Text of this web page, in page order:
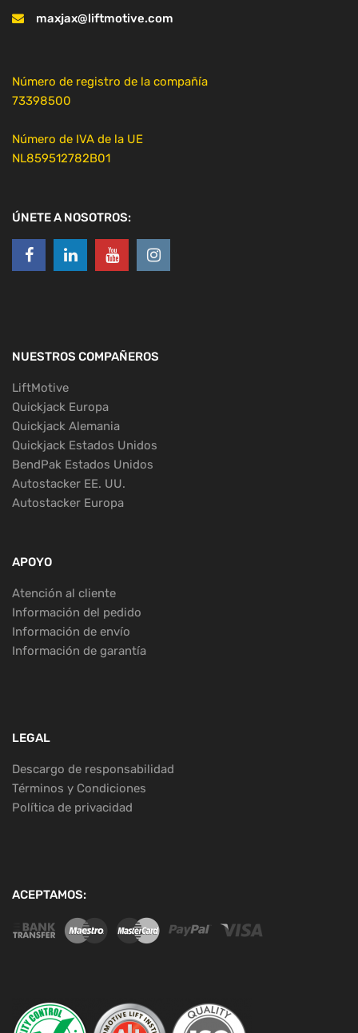
maxjax@liftmotive.com
Número de registro de la compañía
73398500
Número de IVA de la UE
NL859512782B01
ÚNETE A NOSOTROS:
NUESTROS COMPAÑEROS
LiftMotive
Quickjack Europa
Quickjack Alemania
Quickjack Estados Unidos
BendPak Estados Unidos
Autostacker EE. UU.
Autostacker Europa
APOYO
Atención al cliente
Información del pedido
Información de envío
Información de garantía
LEGAL
Descargo de responsabilidad
Términos y Condiciones
Política de privacidad
ACEPTAMOS: